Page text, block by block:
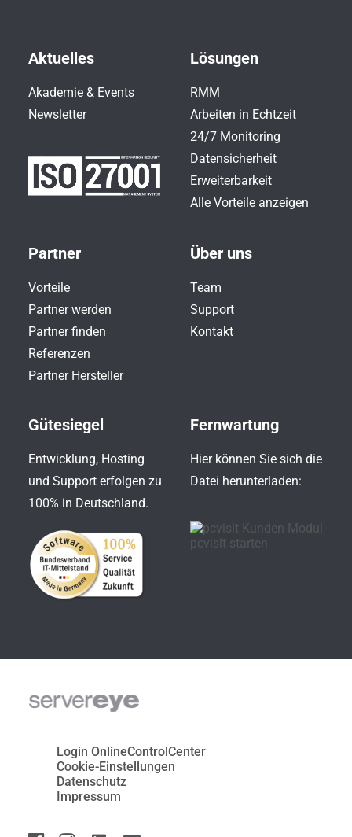
Aktuelles
Akademie & Events
Newsletter
Lösungen
RMM
Arbeiten in Echtzeit
24/7 Monitoring
Datensicherheit
Erweiterbarkeit
Alle Vorteile anzeigen
Partner
Vorteile
Partner werden
Partner finden
Referenzen
Partner Hersteller
Über uns
Team
Support
Kontakt
Gütesiegel
Entwicklung, Hosting
und Support erfolgen zu
100% in Deutschland.
Fernwartung
Hier können Sie sich die
Datei herunterladen:
Login OnlineControlCenter
Cookie-Einstellungen
Datenschutz
Impressum